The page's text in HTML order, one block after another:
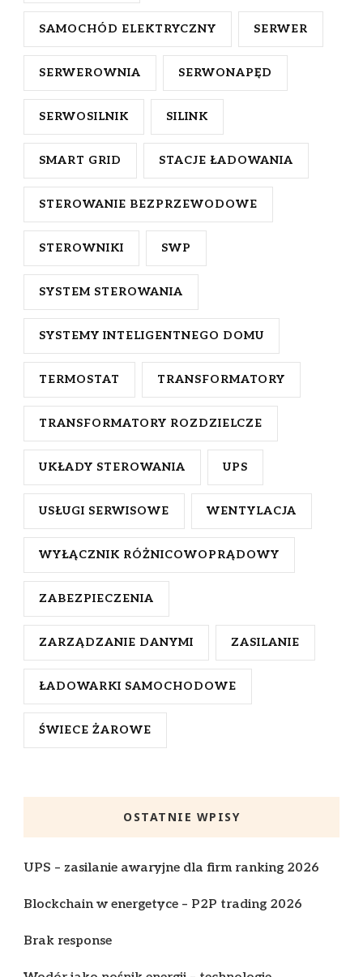
SAMOCHÓD ELEKTRYCZNY SERWER
SERWEROWNIA SERWONAPĘD
SERWOSILNIK SILINK
SMART GRID STACJE ŁADOWANIA
STEROWANIE BEZPRZEWODOWE
STEROWNIKI SWP
SYSTEM STEROWANIA
SYSTEMY INTELIGENTNEGO DOMU
TERMOSTAT TRANSFORMATORY
TRANSFORMATORY ROZDZIELCZE
UKŁADY STEROWANIA UPS
USŁUGI SERWISOWE WENTYLACJA
WYŁĄCZNIK RÓŻNICOWOPRĄDOWY
ZABEZPIECZENIA
ZARZĄDZANIE DANYMI ZASILANIE
ŁADOWARKI SAMOCHODOWE
ŚWIECE ŻAROWE
OSTATNIE WPISY
UPS – zasilanie awaryjne dla firm ranking 2026
Blockchain w energetyce – P2P trading 2026
Brak response